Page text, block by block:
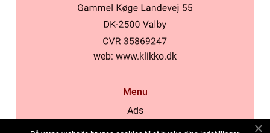
web: www.klikko.dk
Menu
Ads